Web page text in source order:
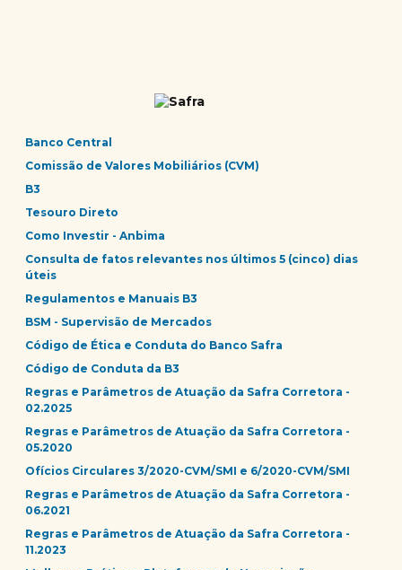
Banco Central
Comissão de Valores Mobiliários (CVM)
B3
Tesouro Direto
Como Investir - Anbima
Consulta de fatos relevantes nos últimos 5 (cinco) dias
úteis
Regulamentos e Manuais B3
BSM - Supervisão de Mercados
Código de Ética e Conduta do Banco Safra
Código de Conduta da B3
Regras e Parâmetros de Atuação da Safra Corretora -
02.2025
Regras e Parâmetros de Atuação da Safra Corretora -
05.2020
Ofícios Circulares 3/2020-CVM/SMI e 6/2020-CVM/SMI
Regras e Parâmetros de Atuação da Safra Corretora -
06.2021
Regras e Parâmetros de Atuação da Safra Corretora -
11.2023